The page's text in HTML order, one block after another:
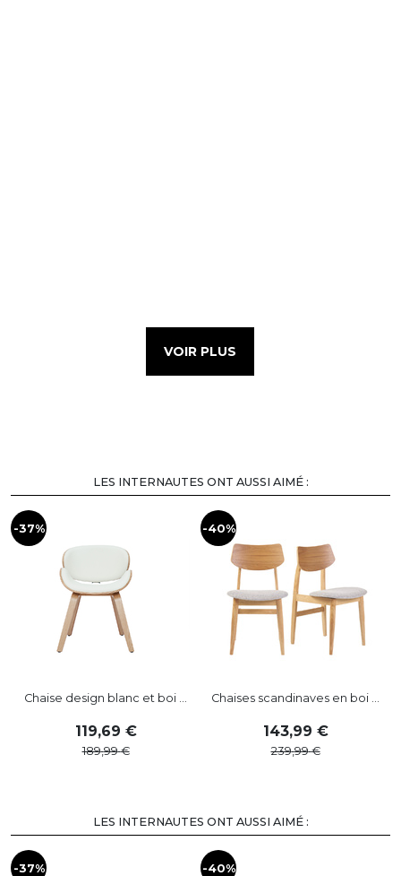
VOIR PLUS
LES INTERNAUTES ONT AUSSI AIMÉ :
-37%
Chaise design blanc et boi ...
119,69
189,99
-40%
Chaises scandinaves en boi ...
143,99
239,99
LES INTERNAUTES ONT AUSSI AIMÉ :
-37% -40%